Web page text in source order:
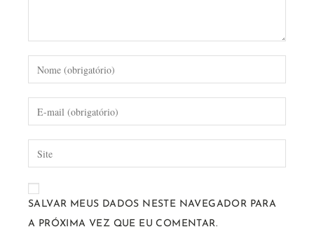
SALVAR MEUS DADOS NESTE NAVEGADOR PARA
A PRÓXIMA VEZ QUE EU COMENTAR.